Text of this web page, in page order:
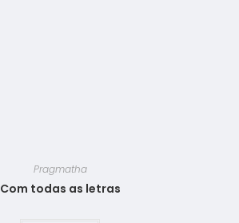
Pragmatha
Com todas as letras